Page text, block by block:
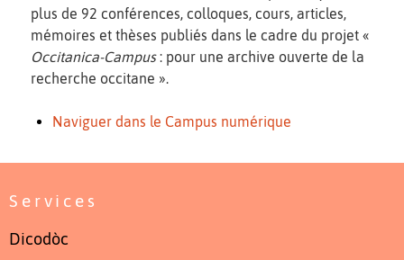
plus de 92 conférences, colloques, cours, articles,
mémoires et thèses publiés dans le cadre du projet «
Occitanica-Campus: pour une archive ouverte de la
recherche occitane ».
Naviguer dans le Campus numérique
Services
Dicodòc